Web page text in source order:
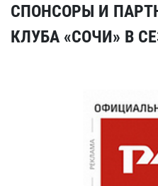
СПОНСОРЫ И
КЛУБА «СОЧИ» В